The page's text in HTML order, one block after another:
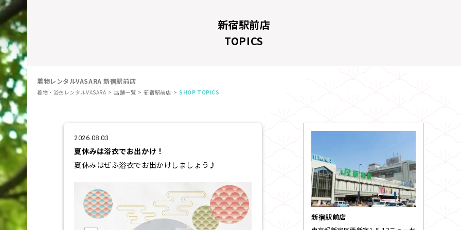
新宿駅前店
TOPICS
着物レンタルVASARA新宿駅前店
着物・浴衣レンタルVASARA 店舗一覧 新宿駅前店 SHOP TOPICS
2026.08.03
夏休みは浴衣でお出かけ！
夏休みはぜふ浴衣でお出かけしましょう♪
新宿駅前店